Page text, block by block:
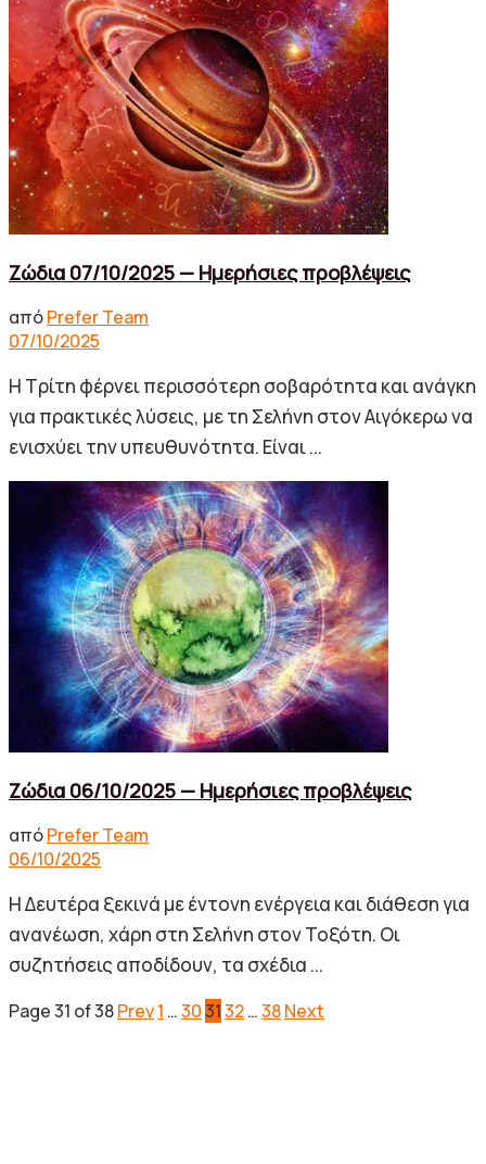
Ζώδια 07/10/2025 — Ημερήσιες προβλέψεις
απόPrefer Team
07/10/2025
Η Τρίτη φέρνει περισσότερη σοβαρότητα και ανάγκη
για πρακτικές λύσεις, με τη Σελήνη στον Αιγόκερω να
ενισχύει την υπευθυνότητα. Είναι ...
Ζώδια 06/10/2025 — Ημερήσιες προβλέψεις
απόPrefer Team
06/10/2025
Η Δευτέρα ξεκινά με έντονη ενέργεια και διάθεση για
ανανέωση, χάρη στη Σελήνη στον Τοξότη. Οι
συζητήσεις αποδίδουν, τα σχέδια ...
Page 31 of 38Prev1 …303132…38Next